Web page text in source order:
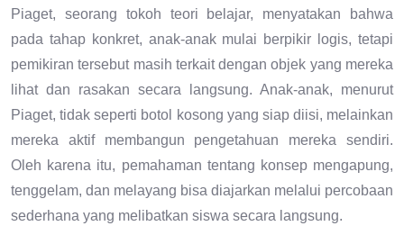
Piaget, seorang tokoh teori belajar, menyatakan bahwa
pada tahap konkret, anak-anak mulai berpikir logis, tetapi
pemikiran tersebut masih terkait dengan objek yang mereka
lihat dan rasakan secara langsung. Anak-anak, menurut
Piaget, tidak seperti botol kosong yang siap diisi, melainkan
mereka aktif membangun pengetahuan mereka sendiri.
Oleh karena itu, pemahaman tentang konsep mengapung,
tenggelam, dan melayang bisa diajarkan melalui percobaan
sederhana yang melibatkan siswa secara langsung.